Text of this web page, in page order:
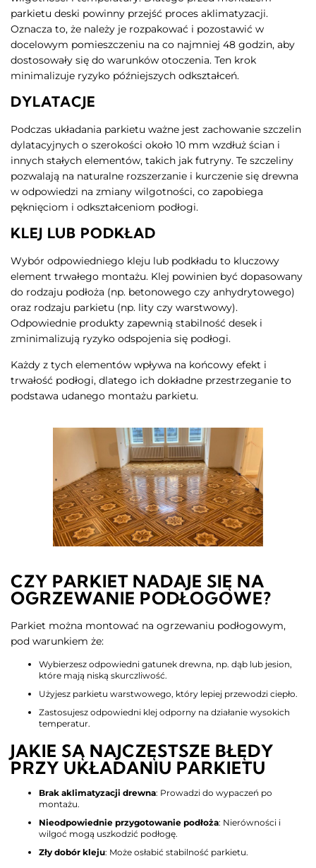
parkietu deski powinny przejść proces aklimatyzacji.
Oznacza to, że należy je rozpakować i pozostawić w
docelowym pomieszczeniu na co najmniej 48 godzin, aby
dostosowały się do warunków otoczenia. Ten krok
minimalizuje ryzyko późniejszych odkształceń.
DYLATACJE
Podczas układania parkietu ważne jest zachowanie szczelin
dylatacyjnych o szerokości około 10 mm wzdłuż ścian i
innych stałych elementów, takich jak futryny. Te szczeliny
pozwalają na naturalne rozszerzanie i kurczenie się drewna
w odpowiedzi na zmiany wilgotności, co zapobiega
pęknięciom i odkształceniom podłogi.
KLEJ LUB PODKŁAD
Wybór odpowiedniego kleju lub podkładu to kluczowy
element trwałego montażu. Klej powinien być dopasowany
do rodzaju podłoża (np. betonowego czy anhydrytowego)
oraz rodzaju parkietu (np. lity czy warstwowy).
Odpowiednie produkty zapewnią stabilność desek i
zminimalizują ryzyko odspojenia się podłogi.
Każdy z tych elementów wpływa na końcowy efekt i
trwałość podłogi, dlatego ich dokładne przestrzeganie to
podstawa udanego montażu parkietu.
CZY PARKIET NADAJE SIĘ NA
OGRZEWANIE PODŁOGOWE?
Parkiet można montować na ogrzewaniu podłogowym,
pod warunkiem że:
Wybierzesz odpowiedni gatunek drewna, np. dąb lub jesion,
które mają niską skurczliwość.
Użyjesz parkietu warstwowego, który lepiej przewodzi ciepło.
Zastosujesz odpowiedni klej odporny na działanie wysokich
temperatur.
JAKIE SĄ NAJCZĘSTSZE BŁĘDY
PRZY UKŁADANIU PARKIETU
Brak aklimatyzacji drewna: Prowadzi do wypaczeń po
montażu.
Nieodpowiednie przygotowanie podłoża: Nierówności i
wilgoć mogą uszkodzić podłogę.
Zły dobór kleju: Może osłabić stabilność parkietu.